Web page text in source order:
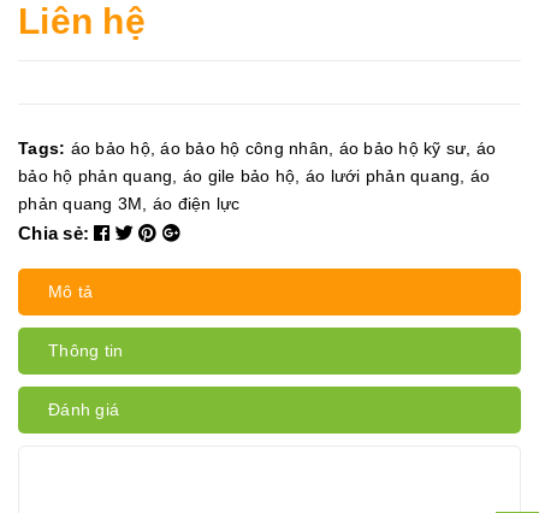
Liên hệ
Tags: áo bảo hộ,áo bảo hộ công nhân áo bảo hộ kỹ sư áo
bảo hộ phản quang
áo gile bảo hộ áo lưới phản quang
áo
phản quang 3M
áo điện lực
Chia sẻ:
Mô tả
Thông tin
Đánh giá